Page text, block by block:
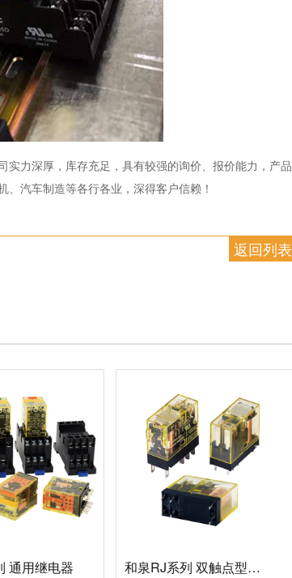
力深厚，库存充足，具有较强的询价、报价能力，产品
汽车制造等各行各业，深得客户信赖！
返回列表
通用继电器 和泉RJ系列 双触点型功率继电器